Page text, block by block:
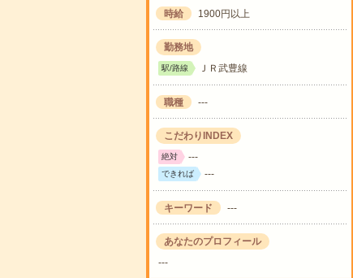
時給 1900円以上
勤務地
駅/路線 ＪＲ武豊線
職種 ---
こだわりINDEX
絶対 ---
できれば ---
キーワード ---
あなたのプロフィール
---